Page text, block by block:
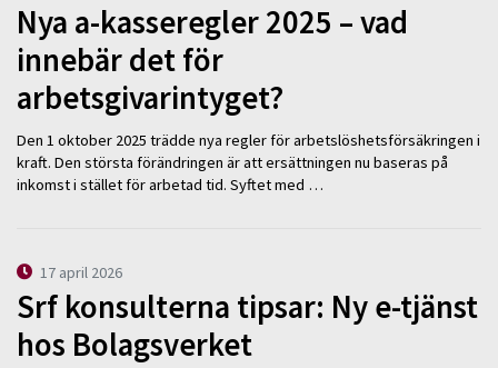
Nya a-kasseregler 2025 – vad
innebär det för
arbetsgivarintyget?
Den 1 oktober 2025 trädde nya regler för arbetslöshetsförsäkringen i
kraft. Den största förändringen är att ersättningen nu baseras på
inkomst i stället för arbetad tid. Syftet med …
17 april 2026
Srf konsulterna tipsar: Ny e-tjänst
hos Bolagsverket